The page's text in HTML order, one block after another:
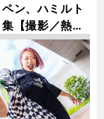
ン、ハミルト
【撮影／熱田